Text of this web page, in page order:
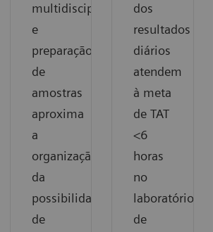
multidisciplinares
e
preparação
de
amostras
aproxima
a
organização
da
possibilidade
de
dos
resultados
diários
atendem
à meta
de TAT
<6
horas
no
laboratório
de